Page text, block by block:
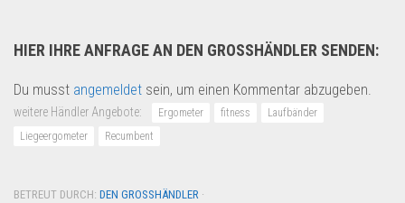
HIER IHRE ANFRAGE AN DEN GROSSHÄNDLER SENDEN:
Du musst angemeldet sein, um einen Kommentar abzugeben.
weitere Händler Angebote: Ergometer fitness
Laufbänder
Liegeergometer
Recumbent
BETREUT DURCH: DEN GROSSHÄNDLER ·